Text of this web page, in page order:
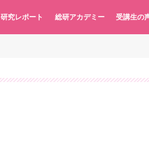
研究レポート 総研アカデミー 受講生の